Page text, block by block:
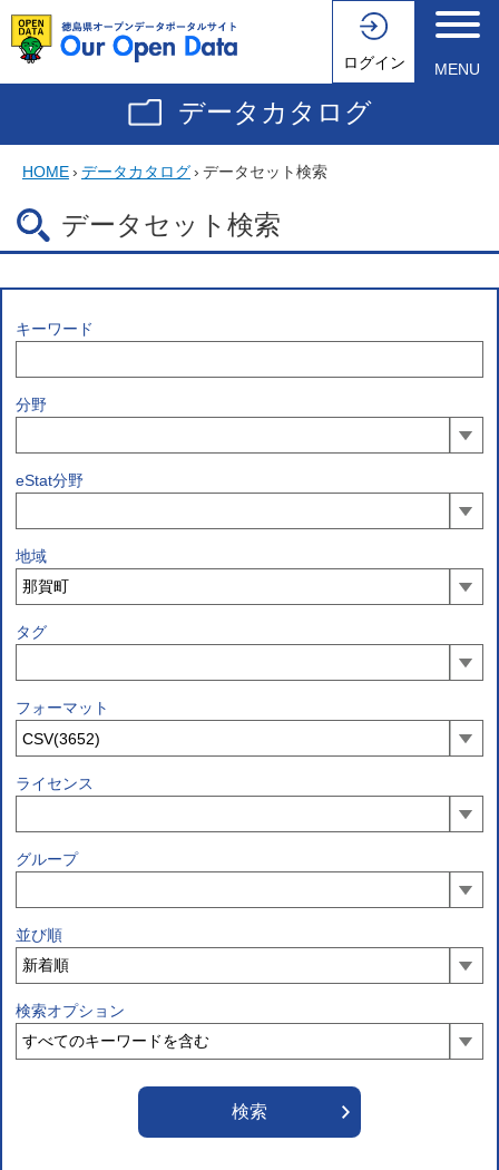
ログイン MENU
データカタログ
HOME› データカタログ› データセット検索
データセット検索
キーワード
分野
eStat分野
地域
タグ
フォーマット
ライセンス
グループ
並び順
検索オプション